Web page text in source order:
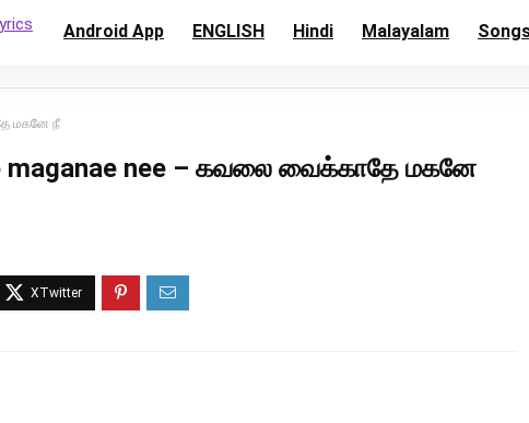
Android App ENGLISH Hindi Malayalam
மகனே நீ
maganae nee – கவலை வைக்காதே மகனே